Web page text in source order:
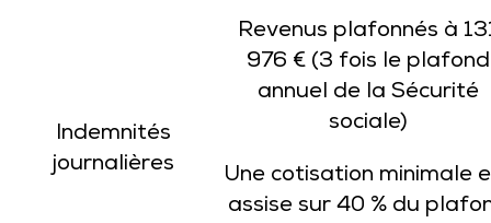
Indemnités
journalières
Revenus plafonnés à
976 € (3 fois le plafond
annuel de la Sécurité
sociale)
Une cotisation minimale
assise sur 40 % du